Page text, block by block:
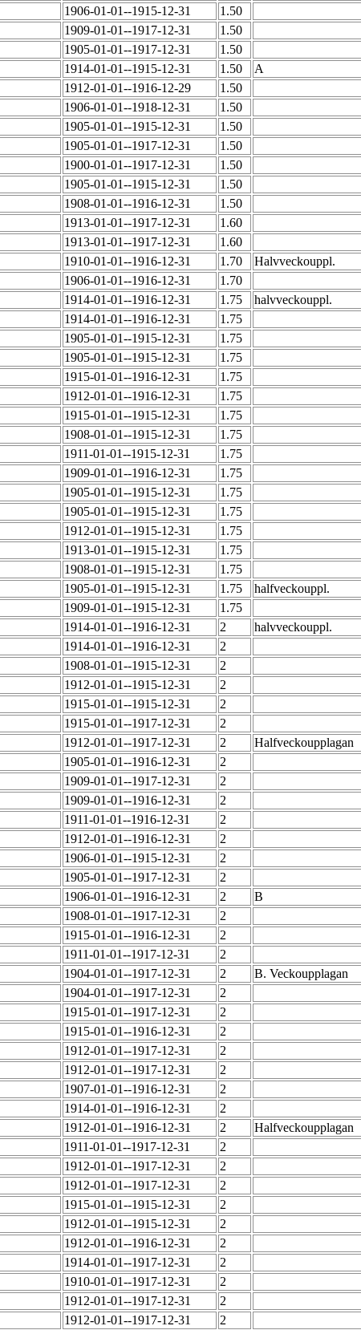
1906-01-01--1915-12-31 1.50
1909-01-01--1917-12-31 1.50
1905-01-01--1917-12-31 1.50
1914-01-01--1915-12-31 1.50 A
1912-01-01--1916-12-29 1.50
1906-01-01--1918-12-31 1.50
1905-01-01--1915-12-31 1.50
1905-01-01--1917-12-31 1.50
1900-01-01--1917-12-31 1.50
1905-01-01--1915-12-31 1.50
1908-01-01--1916-12-31 1.50
1913-01-01--1917-12-31 1.60
1913-01-01--1917-12-31 1.60
1910-01-01--1916-12-31 1.70 Halvveckouppl.
1906-01-01--1916-12-31 1.70
1914-01-01--1916-12-31 1.75 halvveckouppl.
1914-01-01--1916-12-31 1.75
1905-01-01--1915-12-31 1.75
1905-01-01--1915-12-31 1.75
1915-01-01--1916-12-31 1.75
1912-01-01--1916-12-31 1.75
1915-01-01--1915-12-31 1.75
1908-01-01--1915-12-31 1.75
1911-01-01--1915-12-31 1.75
1909-01-01--1916-12-31 1.75
1905-01-01--1915-12-31 1.75
1905-01-01--1915-12-31 1.75
1912-01-01--1915-12-31 1.75
1913-01-01--1915-12-31 1.75
1908-01-01--1915-12-31 1.75
1905-01-01--1915-12-31 1.75 halfveckouppl.
1909-01-01--1915-12-31 1.75
1914-01-01--1916-12-31 2 halvveckouppl.
1914-01-01--1916-12-31 2
1908-01-01--1915-12-31 2
1912-01-01--1915-12-31 2
1915-01-01--1915-12-31 2
1915-01-01--1917-12-31 2
1912-01-01--1917-12-31 2 Halfveckoupplagan
1905-01-01--1916-12-31 2
1909-01-01--1917-12-31 2
1909-01-01--1916-12-31 2
1911-01-01--1916-12-31 2
1912-01-01--1916-12-31 2
1906-01-01--1915-12-31 2
1905-01-01--1917-12-31 2
1906-01-01--1916-12-31 2 B
1908-01-01--1917-12-31 2
1915-01-01--1916-12-31 2
1911-01-01--1917-12-31 2
1904-01-01--1917-12-31 2 B. Veckoupplagan
1904-01-01--1917-12-31 2
1915-01-01--1917-12-31 2
1915-01-01--1916-12-31 2
1912-01-01--1917-12-31 2
1912-01-01--1917-12-31 2
1907-01-01--1916-12-31 2
1914-01-01--1916-12-31 2
1912-01-01--1916-12-31 2 Halfveckoupplagan
1911-01-01--1917-12-31 2
1912-01-01--1917-12-31 2
1912-01-01--1917-12-31 2
1915-01-01--1915-12-31 2
1912-01-01--1915-12-31 2
1912-01-01--1916-12-31 2
1914-01-01--1917-12-31 2
1910-01-01--1917-12-31 2
1912-01-01--1917-12-31 2
1912-01-01--1917-12-31 2